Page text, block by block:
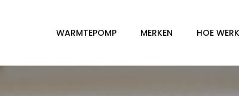
WARMTEPOMP MERKEN HOE